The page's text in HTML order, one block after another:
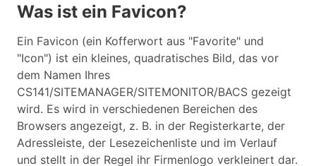
Was ist ein Favicon?
Ein Favicon (ein Kofferwort aus "Favorite" und
"Icon") ist ein kleines, quadratisches Bild, das vor
dem Namen Ihres
CS141/SITEMANAGER/SITEMONITOR/BACS gezeigt
wird. Es wird in verschiedenen Bereichen des
Browsers angezeigt, z. B. in der Registerkarte, der
Adressleiste, der Lesezeichenliste und im Verlauf
und stellt in der Regel ihr Firmenlogo verkleinert dar.